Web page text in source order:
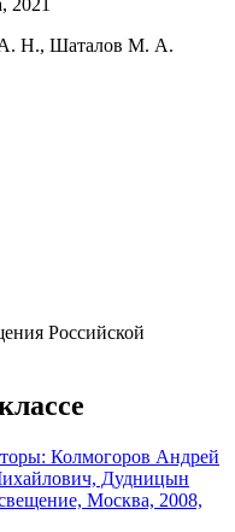
Н., Шаталов М. А.
Российской